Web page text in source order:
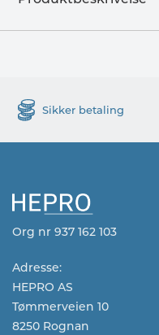
Sikker betaling
Org nr 937 162 103
Adresse:
HEPRO AS
Tømmerveien 10
8250 Rognan